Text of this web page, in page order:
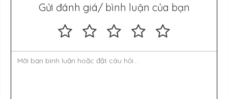
- Chiều cao (tính cả tay cầm): 6,7 cm; Chiều cao
(không tính tay cầm): 4,5 cm.
Dung tích:1,06 lít
Gửi đánh giá/ bình luận của bạn